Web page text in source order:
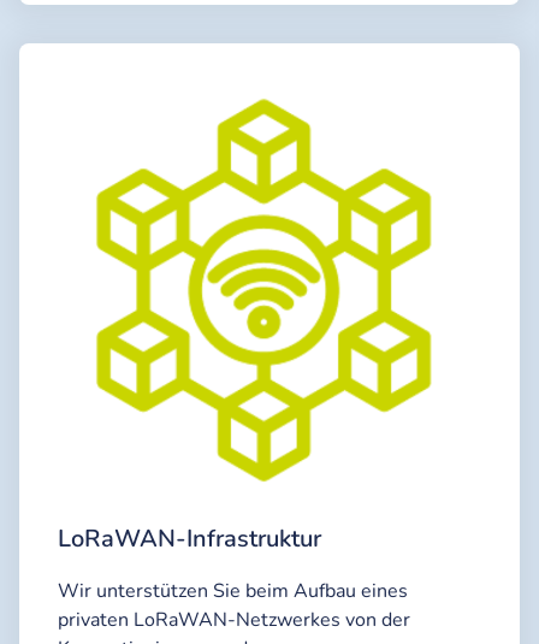
LoRaWAN-Infrastruktur
Wir unterstützen Sie beim Aufbau eines
privaten LoRaWAN-Netzwerkes von der